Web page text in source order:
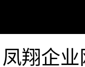
凤翔企业